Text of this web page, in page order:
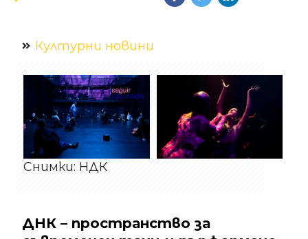
Културни новини
Снимки: НДК
ДНК – пространство за